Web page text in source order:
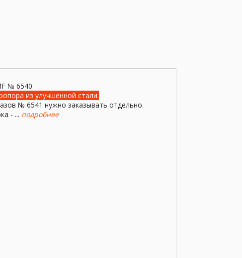
№ 6540
из улучшенной стали.
№ 6541 нужно заказывать отдельно.
- ... подробнее